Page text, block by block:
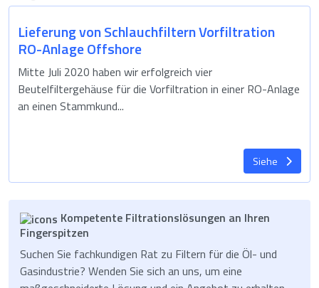
Lieferung von Schlauchfiltern Vorfiltration
RO-Anlage Offshore
Mitte Juli 2020 haben wir erfolgreich vier
Beutelfiltergehäuse für die Vorfiltration in einer RO-Anlage
an einen Stammkund...
Siehe
Kompetente Filtrationslösungen an Ihren
Fingerspitzen
Suchen Sie fachkundigen Rat zu Filtern für die Öl- und
Gasindustrie? Wenden Sie sich an uns, um eine